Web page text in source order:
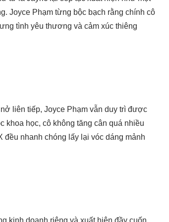
Joyce Phạm từng bộc bạch rằng chính cô
tình yêu thương và cảm xúc thiêng
liên tiếp, Joyce Phạm vẫn duy trì được
khoa học, cô không tăng cân quá nhiều
nhanh chóng lấy lại vóc dáng mảnh
kinh doanh riêng và xuất hiện đầy cuốn